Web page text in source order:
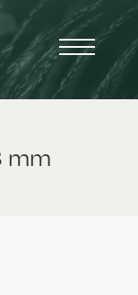
mm